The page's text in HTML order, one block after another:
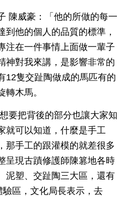
陳威豪：「他的所做的每一
到他的個人的品質的標準，
注在一件事情上面做一輩子
神對我來講，是影響非常的
12隻交趾陶做成的馬匹有的
轉木馬。
要把背後的部分也讓大家知
就可以知道，什麼是手工
那手工的跟灌模的就差很多
呈現古蹟修護師陳篡地各時
泥塑、交趾陶三大區，還有
區，文化局長表示，去